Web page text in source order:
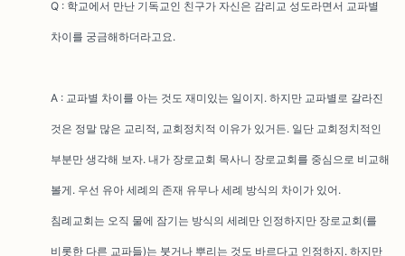
Q : 학교에서 만난 기독교인 친구가 자신은 감리교 성도라면서 교파별
차이를 궁금해하더라고요.
A : 교파별 차이를 아는 것도 재미있는 일이지. 하지만 교파별로 갈라진
것은 정말 많은 교리적, 교회정치적 이유가 있거든. 일단 교회정치적인
부분만 생각해 보자. 내가 장로교회 목사니 장로교회를 중심으로 비교해
볼게. 우선 유아 세례의 존재 유무나 세례 방식의 차이가 있어.
침례교회는 오직 물에 잠기는 방식의 세례만 인정하지만 장로교회(를
비롯한 다른 교파들)는 붓거나 뿌리는 것도 바르다고 인정하지. 하지만